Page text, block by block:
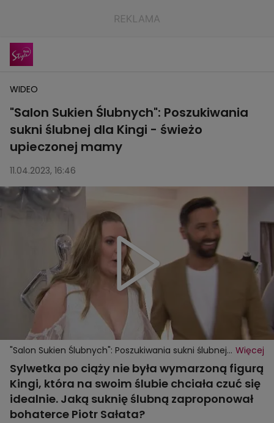
WIDEO
"Salon Sukien Ślubnych": Poszukiwania
sukni ślubnej dla Kingi - świeżo
upieczonej mamy
11.04.2023, 16:46
"Salon Sukien Ślubnych": Poszukiwania sukni ślubnej
dla Kingi - świeżo upieczonej mamy
Więcej
Sylwetka po ciąży nie była wymarzoną figurą
Kingi, która na swoim ślubie chciała czuć się
idealnie. Jaką suknię ślubną zaproponował
bohaterce Piotr Sałata?